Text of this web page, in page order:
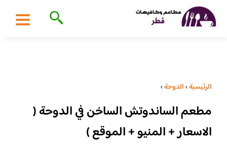
الرئيسية›الدوحة›
مطعم الساندوتش الساخن في الدوحة (
الاسعار + المنيو + الموقع )